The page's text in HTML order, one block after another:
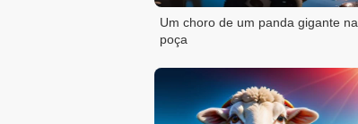
Um choro de um panda gigante na
poça